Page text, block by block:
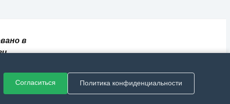
в
Согласиться Политика конфиденциальности